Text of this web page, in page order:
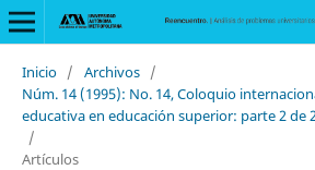
Inicio / Archivos /
Núm. 14 (1995): No. 14, Coloquio
educativa en educación superior: parte 2 de
/
Artículos